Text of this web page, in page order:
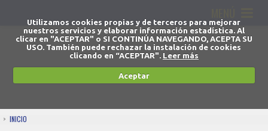
Utilizamos cookies propias y de terceros para mejorar
nuestros servicios y elaborar información estadística. Al
clicar en "ACEPTAR" o SI CONTINÚA NAVEGANDO, ACEPTA SU
USO. También puede rechazar la instalación de cookies
clicando en “ACEPTAR". Leer más
Aceptar
INICIO